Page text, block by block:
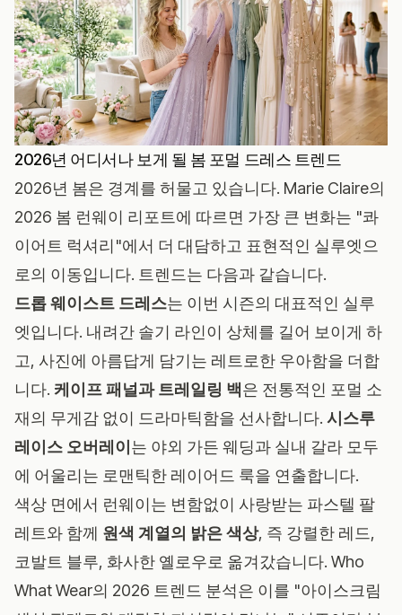
2026년 어디서나 보게 될 봄 포멀 드레스 트렌드
2026년 봄은 경계를 허물고 있습니다. Marie Claire의
2026 봄 런웨이 리포트에 따르면 가장 큰 변화는 "콰
이어트 럭셔리"에서 더 대담하고 표현적인 실루엣으
로의 이동입니다. 트렌드는 다음과 같습니다.
드롭 웨이스트 드레스는 이번 시즌의 대표적인 실루
엣입니다. 내려간 솔기 라인이 상체를 길어 보이게 하
고, 사진에 아름답게 담기는 레트로한 우아함을 더합
니다. 케이프 패널과 트레일링 백은 전통적인 포멀 소
재의 무게감 없이 드라마틱함을 선사합니다. 시스루
레이스 오버레이 는 야외 가든 웨딩과 실내 갈라 모두
에 어울리는 로맨틱한 레이어드 룩을 연출합니다.
색상 면에서 런웨이는 변함없이 사랑받는 파스텔 팔
레트와 함께 원색 계열의 밝은 색상, 즉 강렬한 레드,
코발트 블루, 화사한 옐로우로 옮겨갔습니다. Who
What Wear의 2026 트렌드 분석은 이를 "아이스크림